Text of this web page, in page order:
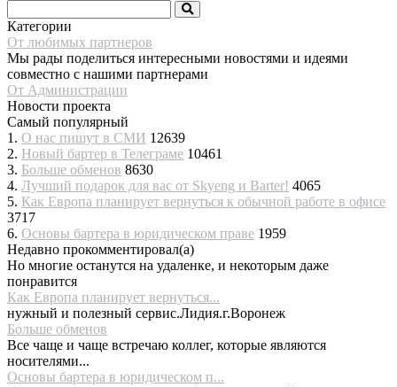
Категории
От любимых партнеров
Мы рады поделиться интересными новостями и идеями
совместно с нашими партнерами
От Администрации
Новости проекта
Самый популярный
1. О нас пишут в СМИ 12639
2. Новый бартер в Телеграме 10461
3. Больше обменов 8630
4. Лучший подарок для вас от Skyeng и Barter! 4065
5. Как Европа планирует вернуться к обычной работе в офисе
3717
6. Основы бартера в юридическом праве 1959
Недавно прокомментировал(а)
Но многие останутся на удаленке, и некоторым даже
понравится
Как Европа планирует вернуться...
нужный и полезный сервис.Лидия.г.Воронеж
Больше обменов
Все чаще и чаще встречаю коллег, которые являются
носителями...
Основы бартера в юридическом п...